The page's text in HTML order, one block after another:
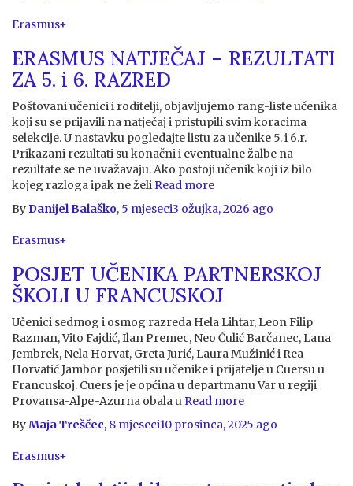
Erasmus+
ERASMUS NATJEČAJ – REZULTATI
ZA 5. i 6. RAZRED
Poštovani učenici i roditelji, objavljujemo rang-liste učenika
koji su se prijavili na natječaj i pristupili svim koracima
selekcije. U nastavku pogledajte listu za učenike 5. i 6.r.
Prikazani rezultati su konačni i eventualne žalbe na
rezultate se ne uvažavaju. Ako postoji učenik koji iz bilo
kojeg razloga ipak ne želi Read more
By Danijel Balaško, 5 mjeseci3 ožujka, 2026 ago
Erasmus+
POSJET UČENIKA PARTNERSKOJ
ŠKOLI U FRANCUSKOJ
Učenici sedmog i osmog razreda Hela Lihtar, Leon Filip
Razman, Vito Fajdić, Ilan Premec, Neo Čulić Barčanec, Lana
Jembrek, Nela Horvat, Greta Jurić, Laura Mužinić i Rea
Horvatić Jambor posjetili su učenike i prijatelje u Cuersu u
Francuskoj. Cuers je je općina u departmanu Var u regiji
Provansa-Alpe-Azurna obala u Read more
ByMaja Treščec, 8 mjeseci10 prosinca, 2025 ago
Erasmus+